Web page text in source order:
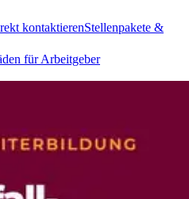
kontaktierenStellenpakete &
für Arbeitgeber